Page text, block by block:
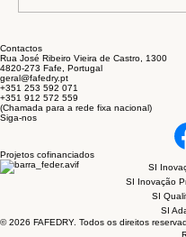
A equação
sustentabilidade no
Contactos
Rua José Ribeiro Vieira de Castro, 1300
4820-273 Fafe, Portugal
geral@fafedry.pt
+351 253 592 071
+351 912 572 559
(Chamada para a rede fixa nacional)
Siga-nos
Projetos cofinanciados
SI
SI Inovação
SI
SI
© 2026 FAFEDRY. Todos os direitos